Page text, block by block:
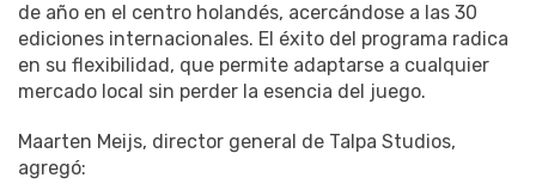
de año en el centro holandés, acercándose a las 30
ediciones internacionales. El éxito del programa radica
en su flexibilidad, que permite adaptarse a cualquier
mercado local sin perder la esencia del juego.
Maarten Meijs, director general de Talpa Studios,
agregó: